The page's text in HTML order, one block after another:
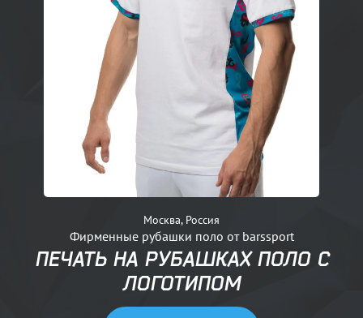
Москва, Россия
Фирменные рубашки поло от barssport
ПЕЧАТЬ НА РУБАШКАХ ПОЛО С
ЛОГОТИПОМ